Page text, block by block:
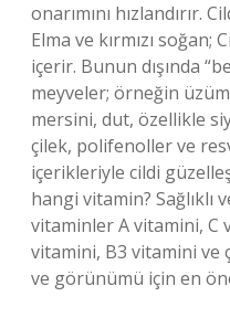
onarımını hızlandırır.
Elma ve kırmızı
içerir. Bunun dışında
meyveler; örneğin
mersini, dut, özellikle
çilek, polifenoller ve
içerikleriyle cildi
hangi vitamin? Sağlıklı
vitaminler A vitamini, C
vitamini, B3 vitamini ve
ve görünümü için en